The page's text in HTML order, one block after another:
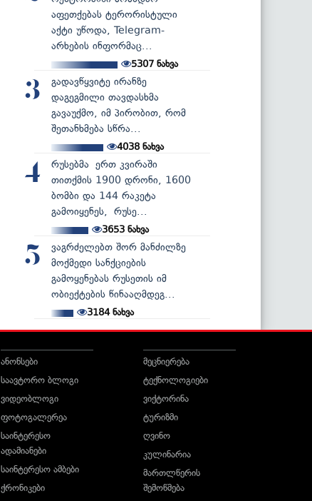
აფეთქებას ტერორისტული
აქტი უწოდა, Telegram-
არხების ინფორმაც...
5307 ნახვა
3
გადავწყვიტე ირანზე
დაგეგმილი თავდასხმა
გავაუქმო, იმ პირობით, რომ
შეთანხმება სწრა...
4038ნახვა
4
რუსებმა ერთ კვირაში
თითქმის 1900 დრონი, 1600
ბომბი და 144 რაკეტა
გამოიყენეს, რუსე...
3653ნახვა
5
ვაგრძელებთ შორ მანძილზე
მოქმედი სანქციების
გამოყენებას რუსეთის იმ
ობიექტების წინააღმდეგ...
3184ნახვა
ანონსები
საავტორო ბლოგი
ვიდეობლოგი
ფოტოგალერეა
საინტერესო
ადამიანები
საინტერესო ამბები
ქრონიკები
მეცნიერება
ტექნოლოგიები
ვიქტორინა
ტურიზმი
ღვინო
კულინარია
მართლწერის
შემოწმება